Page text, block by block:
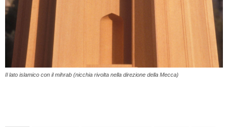
Il lato islamico con il mihrab (nicchia rivolta nella direzione della Mecca)